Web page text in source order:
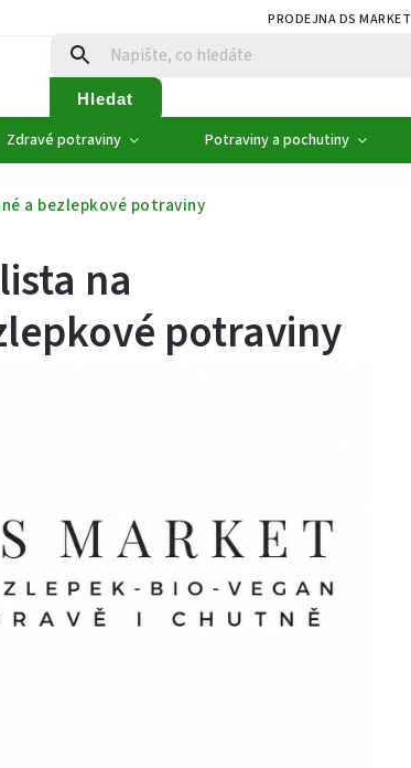
PRODEJNA DS MARKET
Hledat
Zdravé potraviny Potraviny a pochutiny
a bezlepkové potraviny
na
potraviny